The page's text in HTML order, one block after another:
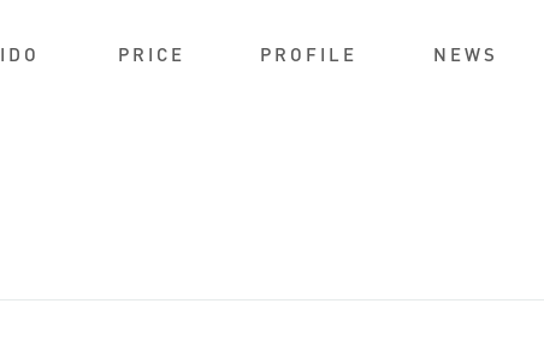
PRICE PROFILE NEWS